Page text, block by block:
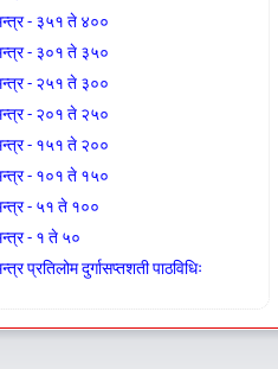
- ३५१ ते ४००
- ३०१ ते ३५०
- २५१ ते ३००
- २०१ ते २५०
- १५१ ते २००
- १०१ ते १५०
- ५१ ते १००
- १ ते ५०
प्रतिलोम दुर्गासप्तशती पाठविधिः